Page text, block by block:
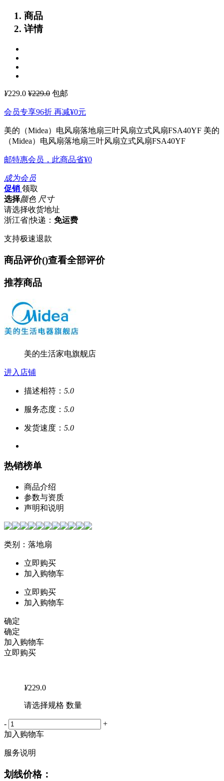
商品
详情
¥229.0 ¥229.0 包邮
会员专享96折 再减¥0元
美的（Midea）电风扇落地扇三叶风扇立式风扇FSA40YF 美的
（Midea）电风扇落地扇三叶风扇立式风扇FSA40YF
邮特惠会员，此商品省¥0
成为会员
促销 领取
选择颜色 尺寸
请选择收货地址
浙江省|快递： 免运费
支持极速退款
商品评价()查看全部评价
推荐商品
美的生活家电旗舰店
进入店铺
描述相符： 5.0
服务态度： 5.0
发货速度： 5.0
热销榜单
商品介绍
参数与资质
声明和说明
类别：落地扇
立即购买
加入购物车
立即购买
加入购物车
确定
确定
加入购物车
立即购买
¥229.0
请选择规格 数量
-
+
加入购物车
服务说明
划线价格：